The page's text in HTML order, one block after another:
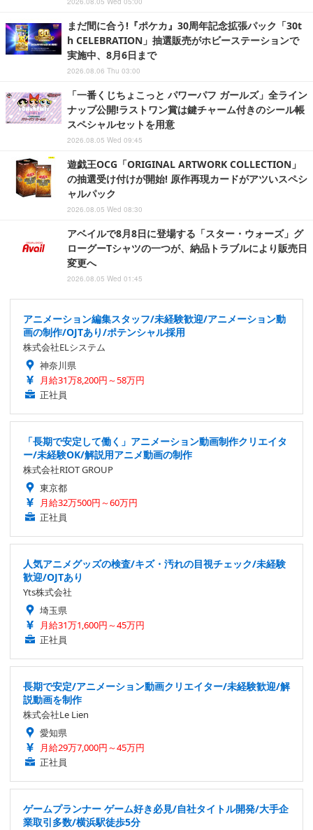
まだ間に合う!『ポケカ』30周年記念拡張パック「30t
h CELEBRATION」抽選販売がホビーステーションで
実施中、8月6日まで
2026.08.06 Thu 03:00
「一番くじちょこっと パワーパフ ガールズ」全ライン
ナップ公開!ラストワン賞は鍵チャーム付きのシール帳
スペシャルセットを用意
2026.08.05 Wed 09:45
遊戯王OCG「ORIGINAL ARTWORK COLLECTION」
の抽選受け付けが開始! 原作再現カードがアツいスペシ
ャルパック
2026.08.05 Wed 08:30
アベイルで8月8日に登場する「スター・ウォーズ」グ
ローグーTシャツの一つが、納品トラブルにより販売日
変更へ
2026.08.05 Wed 01:45
アニメーション編集スタッフ/未経験歓迎/アニメーション動
画の制作/OJTあり/ポテンシャル採用
株式会社ELシステム
神奈川県
月給31万8,200円～58万円
正社員
「長期で安定して働く」アニメーション動画制作クリエイタ
ー/未経験OK/解説用アニメ動画の制作
株式会社RIOT GROUP
東京都
月給32万500円～60万円
正社員
人気アニメグッズの検査/キズ・汚れの目視チェック/未経験
歓迎/OJTあり
Yts株式会社
埼玉県
月給31万1,600円～45万円
正社員
長期で安定/アニメーション動画クリエイター/未経験歓迎/解
説動画を制作
株式会社Le Lien
愛知県
月給29万7,000円～45万円
正社員
ゲームプランナー ゲーム好き必見/自社タイトル開発/大手企
業取引多数/横浜駅徒歩5分